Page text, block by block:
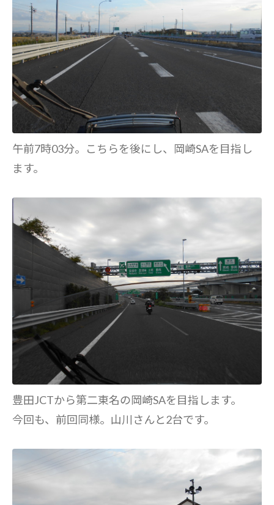
午前7時03分。こちらを後にし、岡崎SAを目指し
ます。
豊田JCTから第二東名の岡崎SAを目指します。
今回も、前回同様。山川さんと2台です。